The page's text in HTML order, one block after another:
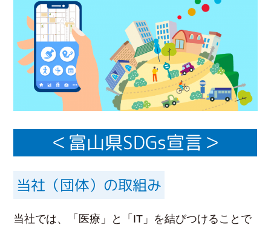
＜富山県SDGs宣言＞
当社（団体）の取組み
当社では、「医療」と「IT」を結びつけることで